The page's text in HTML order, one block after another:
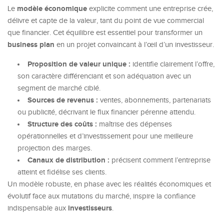
Le modèle économique explicite comment une entreprise crée,
délivre et capte de la valeur, tant du point de vue commercial
que financier. Cet équilibre est essentiel pour transformer un
business plan en un projet convaincant à l’œil d’un investisseur.
Proposition de valeur unique : identifie clairement l’offre,
son caractère différenciant et son adéquation avec un
segment de marché ciblé.
Sources de revenus : ventes, abonnements, partenariats
ou publicité, décrivant le flux financier pérenne attendu.
Structure des coûts : maîtrise des dépenses
opérationnelles et d’investissement pour une meilleure
projection des marges.
Canaux de distribution : précisent comment l’entreprise
atteint et fidélise ses clients.
Un modèle robuste, en phase avec les réalités économiques et
évolutif face aux mutations du marché, inspire la confiance
indispensable aux investisseurs.